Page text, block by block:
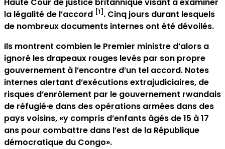
Haute Cour de justice britannique visant à examiner
la légalité de l’accord [1] . Cinq jours durant lesquels
de nombreux documents internes ont été dévoilés.
Ils montrent combien le Premier ministre d’alors a
ignoré les drapeaux rouges levés par son propre
gouvernement à l’encontre d’un tel accord. Notes
internes alertant d’exécutions extrajudiciaires, de
risques d’enrôlement par le gouvernement rwandais
de réfugié·e dans des opérations armées dans des
pays voisins, «y compris d’enfants âgés de 15 à 17
ans pour combattre dans l’est de la République
démocratique du Congo».